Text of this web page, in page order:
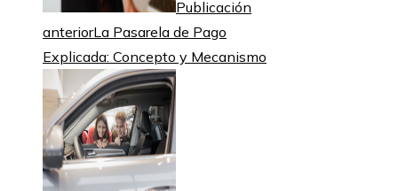
Publicación
anteriorLa Pasarela de Pago
Explicada: Concepto y Mecanismo